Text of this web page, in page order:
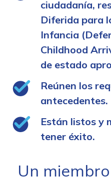
ciudadanía,
Diferida para
Infancia
Childhood
de estado
Reúnen los
antecedentes.
Están listos y
tener éxito.
Un